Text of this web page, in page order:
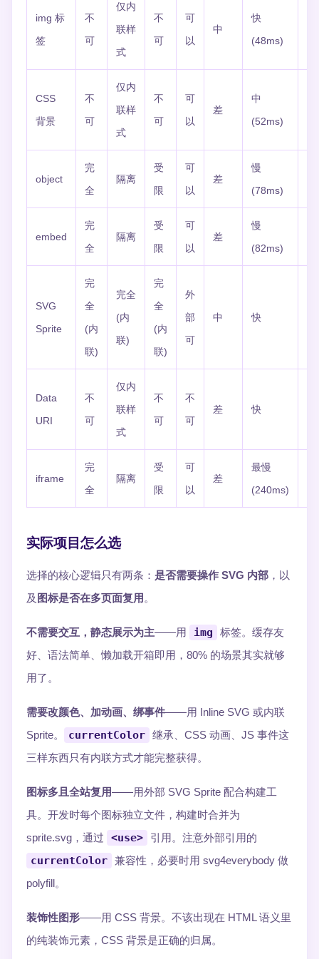
img 标
签
不
可
仅内
联样
式
不
可
可
以
中
快
(48ms)
CSS
背景
不
可
仅内
联样
式
不
可
可
以
差
中
(52ms)
object
完
全
隔离
受
限
可
以
差
慢
(78ms)
embed
完
全
隔离
受
限
可
以
差
慢
(82ms)
SVG
Sprite
完
全
(内
联)
完全
(内
联)
完
全
(内
联)
外
部
可
中 快
Data
URI
不
可
仅内
联样
式
不
可
不
可
差 快
iframe
完
全
隔离
受
限
可
以
差
最慢
(240ms)
实际项目怎么选
选择的核心逻辑只有两条： 是否需要操作 SVG 内部 ，以
及 图标是否在多页面复用 。
不需要交互，静态展示为主——用 img
标签。缓存友
好、语法简单、懒加载开箱即用，80% 的场景其实就够
用了。
需要改颜色、加动画、绑事件——用 Inline SVG 或内联
Sprite。
currentColor 继承、CSS 动画、JS 事件这
三样东西只有内联方式才能完整获得。
图标多且全站复用——用外部 SVG Sprite 配合构建工
具。开发时每个图标独立文件，构建时合并为
sprite.svg，通过
<use> 引用。注意外部引用的
currentColor 兼容性，必要时用 svg4everybody 做
polyfill。
装饰性图形——用 CSS 背景。不该出现在 HTML 语义里
的纯装饰元素，CSS 背景是正确的归属。